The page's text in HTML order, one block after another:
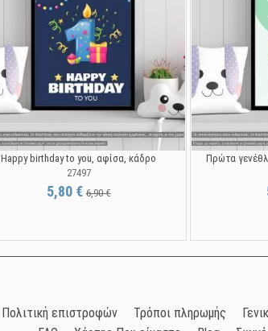
Happy birthday to you, αφίσα, κάδρο
27497
5,80 €6,90 €
Πρώτα
Πολιτική επιστροφών Τρόποι πληρωμής